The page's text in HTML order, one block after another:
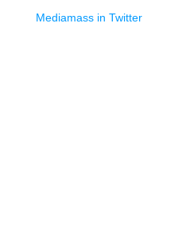
Mediamass in Twitter